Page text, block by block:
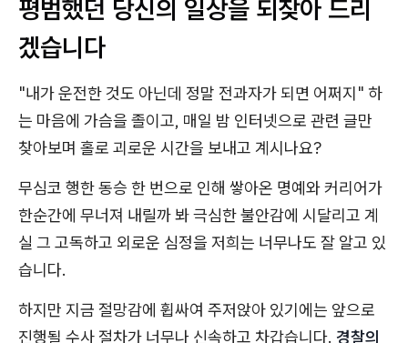
평범했던 당신의 일상을 되찾아 드리
겠습니다
"내가 운전한 것도 아닌데 정말 전과자가 되면 어쩌지" 하
는 마음에 가슴을 졸이고, 매일 밤 인터넷으로 관련 글만
찾아보며 홀로 괴로운 시간을 보내고 계시나요?
무심코 행한 동승 한 번으로 인해 쌓아온 명예와 커리어가
한순간에 무너져 내릴까 봐 극심한 불안감에 시달리고 계
실 그 고독하고 외로운 심정을 저희는 너무나도 잘 알고 있
습니다.
하지만 지금 절망감에 휩싸여 주저앉아 있기에는 앞으로
진행될 수사 절차가 너무나 신속하고 차갑습니다. 경찰의